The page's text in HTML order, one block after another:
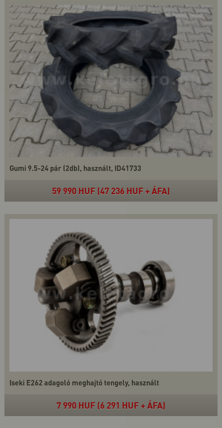
Gumi 9.5-24 pár (2db), használt, ID41733
59 990 HUF (47 236 HUF + ÁFA)
Iseki E262 adagoló meghajtó tengely, használt
7 990 HUF (6 291 HUF + ÁFA)